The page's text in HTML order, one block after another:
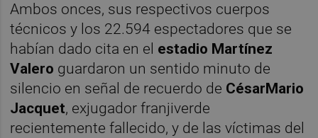
Ambos onces, sus respectivos cuerpos
técnicos y los 22.594 espectadores que se
habían dado cita en el estadio Martínez
Valero guardaron un sentido minuto de
silencio en señal de recuerdo de CésarMario
Jacquet, exjugador franjiverde
recientemente fallecido, y de las víctimas del